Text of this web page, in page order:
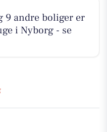
9 andre boliger er
i Nyborg - se